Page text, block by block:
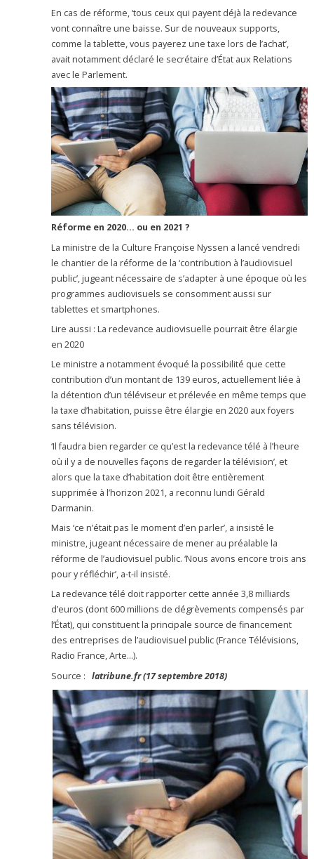
En cas de réforme, ‘tous ceux qui payent déjà la redevance
vont connaître une baisse. Sur de nouveaux supports,
comme la tablette, vous payerez une taxe lors de l’achat’,
avait notamment déclaré le secrétaire d’État aux Relations
avec le Parlement.
Réforme en 2020… ou en 2021 ?
La ministre de la Culture Françoise Nyssen a lancé vendredi
le chantier de la réforme de la ‘contribution à l’audiovisuel
public’, jugeant nécessaire de s’adapter à une époque où les
programmes audiovisuels se consomment aussi sur
tablettes et smartphones.
Lire aussi : La redevance audiovisuelle pourrait être élargie
en 2020
Le ministre a notamment évoqué la possibilité que cette
contribution d’un montant de 139 euros, actuellement liée à
la détention d’un téléviseur et prélevée en même temps que
la taxe d’habitation, puisse être élargie en 2020 aux foyers
sans télévision.
‘Il faudra bien regarder ce qu’est la redevance télé à l’heure
où il y a de nouvelles façons de regarder la télévision’, et
alors que la taxe d’habitation doit être entièrement
supprimée à l’horizon 2021, a reconnu lundi Gérald
Darmanin.
Mais ‘ce n’était pas le moment d’en parler’, a insisté le
ministre, jugeant nécessaire de mener au préalable la
réforme de l’audiovisuel public. ‘Nous avons encore trois ans
pour y réfléchir’, a-t-il insisté.
La redevance télé doit rapporter cette année 3,8 milliards
d’euros (dont 600 millions de dégrèvements compensés par
l’État), qui constituent la principale source de financement
des entreprises de l’audiovisuel public (France Télévisions,
Radio France, Arte…).
Source :latribune.fr(17 septembre 2018)